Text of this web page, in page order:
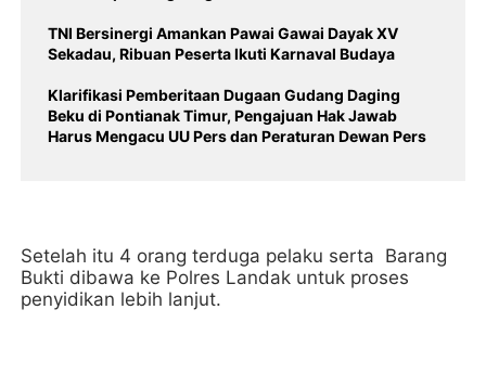
TNI Bersinergi Amankan Pawai Gawai Dayak XV
Sekadau, Ribuan Peserta Ikuti Karnaval Budaya
Klarifikasi Pemberitaan Dugaan Gudang Daging
Beku di Pontianak Timur, Pengajuan Hak Jawab
Harus Mengacu UU Pers dan Peraturan Dewan Pers
Setelah itu 4 orang terduga pelaku serta Barang
Bukti dibawa ke Polres Landak untuk proses
penyidikan lebih lanjut.